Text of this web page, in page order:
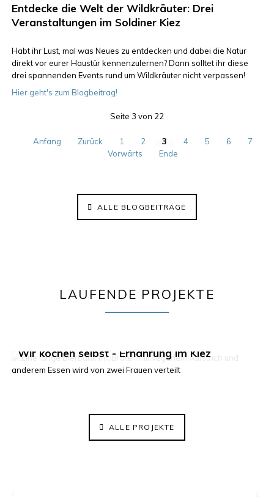
Entdecke die Welt der Wildkräuter: Drei
Veranstaltungen im Soldiner Kiez
Habt ihr Lust, mal was Neues zu entdecken und dabei die Natur
direkt vor eurer Haustür kennenzulernen? Dann solltet ihr diese
drei spannenden Events rund um Wildkräuter nicht verpassen!
Hier geht's zum Blogbeitrag!
Seite 3 von 22
Anfang Zurück 1 2 3 4 5 6
7
Vorwärts
Ende
ALLE BLOGBEITRÄGE
LAUFENDE PROJEKTE
Wir kochen selbst - Ernährung im Kiez
ElisaBeet - Solidarischer Lehrgarten
ALLE PROJEKTE